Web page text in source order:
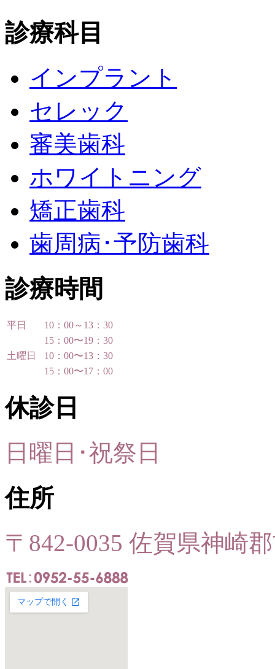
診療科目
インプラント
セレック
審美歯科
ホワイトニング
矯正歯科
歯周病･予防歯科
診療時間
平日
10：00～13：30
15：00〜19：30
土曜日
10：00〜13：30
15：00〜17：00
休診日
日曜日･祝祭日
住所
〒842-0035 佐賀県神崎